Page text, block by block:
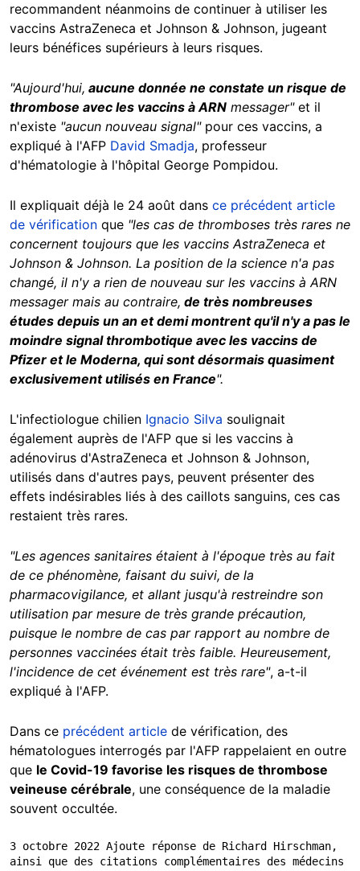
recommandent néanmoins de continuer à utiliser les
vaccins AstraZeneca et Johnson & Johnson, jugeant
leurs bénéfices supérieurs à leurs risques.
"Aujourd'hui, aucune donnée ne constate un risque de
thrombose avec les vaccins à ARN messager" et il
n'existe "aucun nouveau signal"pour ces vaccins, a
expliqué à l'AFP David Smadja, professeur
d'hématologie à l'hôpital George Pompidou.
Il expliquait déjà le 24 août dans ce précédent article
de vérification que "les cas de thromboses très rares ne
concernent toujours que les vaccins AstraZeneca et
Johnson & Johnson. La position de la science n'a pas
changé, il n'y a rien de nouveau sur les vaccins à ARN
messager mais au contraire, de très nombreuses
études depuis un an et demi montrent qu'il n'y a pas le
moindre signal thrombotique avec les vaccins de
Pfizer et le Moderna, qui sont désormais quasiment
exclusivement utilisés en France".
L'infectiologue chilien Ignacio Silva soulignait
également auprès de l'AFP que si les vaccins à
adénovirus d'AstraZeneca et Johnson & Johnson,
utilisés dans d'autres pays, peuvent présenter des
effets indésirables liés à des caillots sanguins, ces cas
restaient très rares.
"Les agences sanitaires étaient à l'époque très au fait
de ce phénomène, faisant du suivi, de la
pharmacovigilance, et allant jusqu'à restreindre son
utilisation par mesure de très grande précaution,
puisque le nombre de cas par rapport au nombre de
personnes vaccinées était très faible. Heureusement,
l'incidence de cet événement est très rare", a-t-il
expliqué à l'AFP.
Dans ce précédent article de vérification, des
hématologues interrogés par l'AFP rappelaient en outre
que le Covid-19 favorise les risques de thrombose
veineuse cérébrale, une conséquence de la maladie
souvent occultée.
3 octobre 2022 Ajoute réponse de Richard Hirschman,
ainsi que des citations complémentaires des médecins